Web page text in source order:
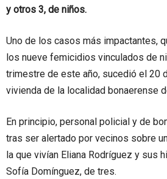
y otros 3, de niños.
Uno de los casos más impactantes,
los nueve femicidios vinculados de
trimestre de este año, sucedió el 20
vivienda de la localidad bonaerense
En principio, personal policial y de
tras ser alertado por vecinos sobre
la que vivían Eliana Rodríguez y sus
Sofía Domínguez, de tres.